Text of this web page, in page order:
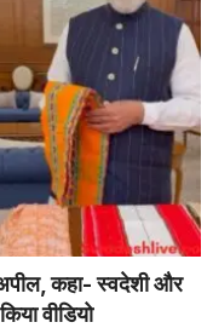
कहा- स्वदेशी और
वीडियो